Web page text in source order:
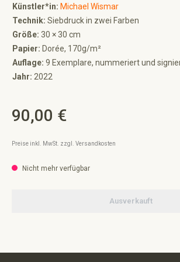
Künstler*in: Michael Wismar
Technik: Siebdruck in zwei Farben
Größe: 30 × 30 cm
Papier: Dorée, 170g/m²
Auflage: 9 Exemplare, nummeriert und
Jahr: 2022
Regulärer Preis:
90,00 €
Preise inkl. MwSt. zzgl. Versandkosten
Nicht mehr verfügbar
Ausverkauft